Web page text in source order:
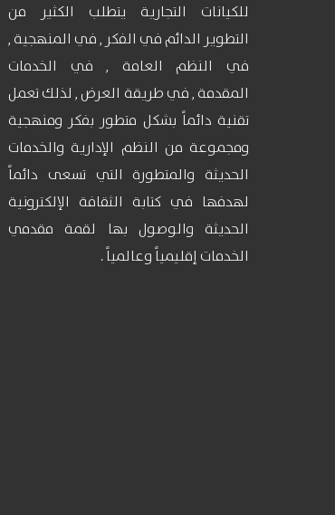
للكيانات التجارية يتطلب الكثير من
التطوير الدائم في الفكر , في المنهجية ,
في النظم العامة , في الخدمات
المقدمة , في طريقة العرض , لذلك تعمل
تقنية دائماً بشكل متطور بفكر ومنهجية
ومجموعة من النظم الإدارية والخدمات
الحديثة والمتطورة التي تسعى دائماً
لهدفها في كتابة الثقافة الإلكترونية
الحديثة والوصول بها لقمة مقدمي
الخدمات إقليمياً وعالمياً .